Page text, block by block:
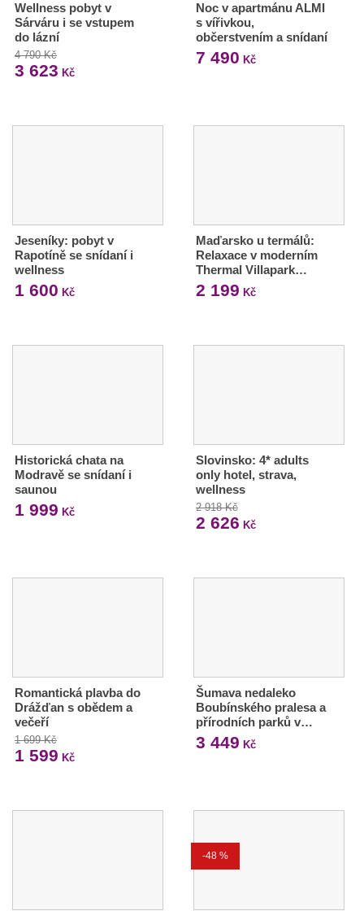
Wellness pobyt v
Sárváru i se vstupem
do lázní
4 790 Kč
3 623 Kč
Noc v apartmánu ALMI
s vířivkou,
občerstvením a snídaní
7 490 Kč
Jeseníky: pobyt v
Rapotíně se snídaní i
wellness
1 600 Kč
Maďarsko u termálů:
Relaxace v moderním
Thermal Villapark…
2 199 Kč
Historická chata na
Modravě se snídaní i
saunou
1 999 Kč
Slovinsko: 4* adults
only hotel, strava,
wellness
2 918 Kč
2 626 Kč
Romantická plavba do
Drážďan s obědem a
večeří
1 699 Kč
1 599 Kč
Šumava nedaleko
Boubínského pralesa a
přírodních parků v…
3 449 Kč
-48 %